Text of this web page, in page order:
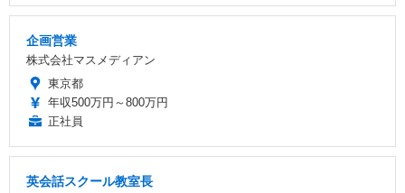
企画営業
株式会社マスメディアン
東京都
年収500万円～800万円
正社員
英会話スクール教室長